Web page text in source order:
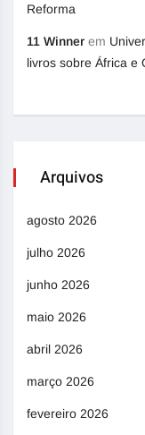
Reforma
11 Winner em
livros sobre África e
Arquivos
agosto 2026
julho 2026
junho 2026
maio 2026
abril 2026
março 2026
fevereiro 2026